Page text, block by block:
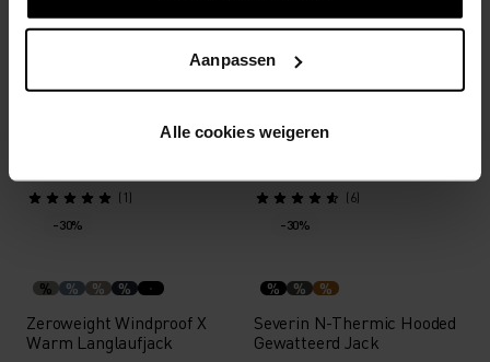
Aanpassen
Alle cookies weigeren
-30%
(1)
-30%
(6)
-30%
% % % %
Zeroweight Windproof X
Warm Langlaufjack
-30%
% % %
Severin N-Thermic Hooded
Gewatteerd Jack